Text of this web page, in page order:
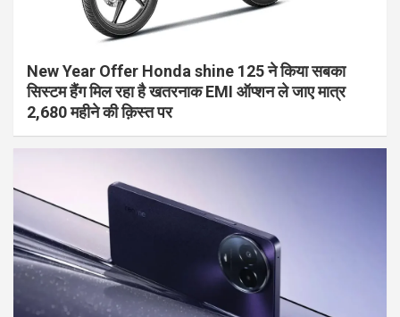
New Year Offer Honda shine 125 ने किया सबका
सिस्टम हैंग मिल रहा है खतरनाक EMI ऑप्शन ले जाए मात्र
2,680 महीने की क़िस्त पर